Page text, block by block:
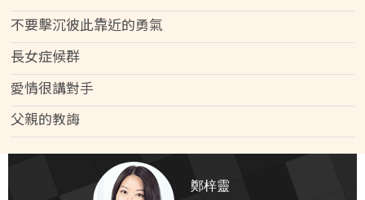
不要擊沉彼此靠近的勇氣
長女症候群
愛情很講對手
父親的教誨
鄭梓靈